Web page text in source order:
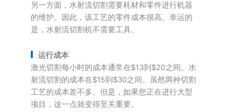
另一方面，水射流切割需要耗材和零件进行机器
的维护。因此，该工艺的零件成本很高。幸运的
是，水射流切割机不需要工具。
运行成本
激光切割每小时的成本通常在$13到$20之间。水
射流切割的成本在$15到$30之间。虽然两种切割
工艺的成本差不多。但是，如果您正在进行大型
项目，这一点就变得至关重要。